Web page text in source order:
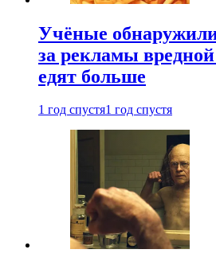
Учёные
за рекламы
едят больше
1 год спустя1 год спустя